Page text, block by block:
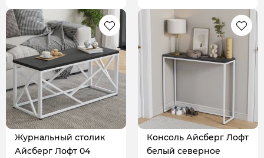
Журнальный столик
Айсберг Лофт 04
Консоль Айсберг Лофт
белый северное